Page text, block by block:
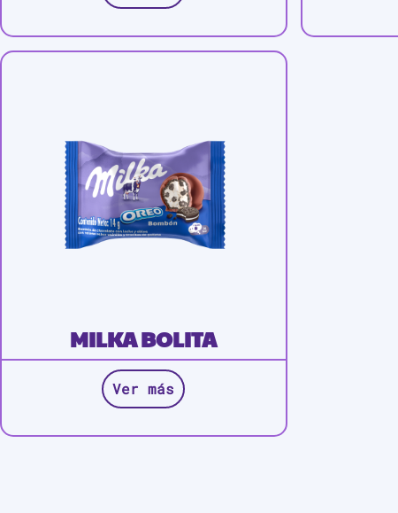
MILKA BOLITA
Ver más